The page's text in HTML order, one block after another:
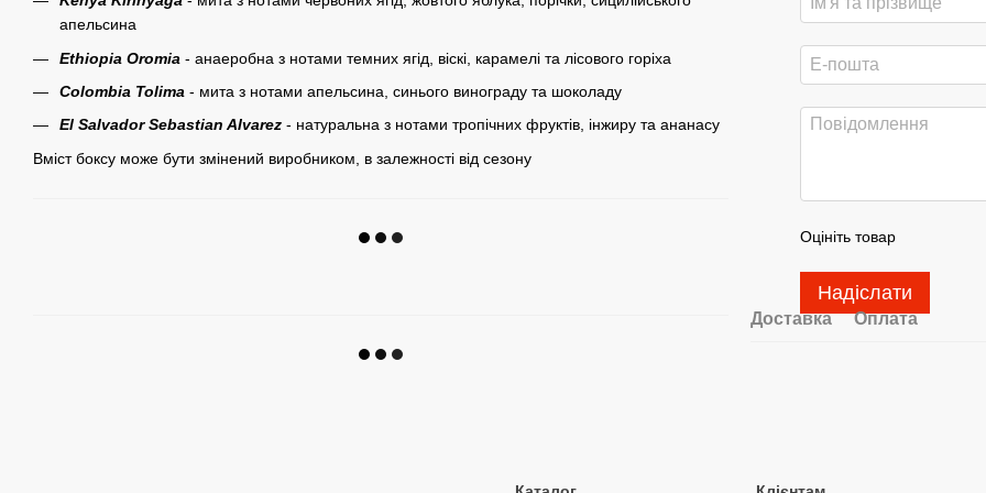
апельсина
Ethiopia Oromia - анаеробна з нотами темних ягід, віскі, карамелі та лісового горіха
Colombia Tolima - мита з нотами апельсина, синього винограду та шоколаду
El Salvador Sebastian Alvarez - натуральна з нотами тропічних фруктів, інжиру та ананасу
Вміст боксу може бути змінений виробником, в залежності від сезону
Оцініть товар
Надіслати
Доставка Оплата